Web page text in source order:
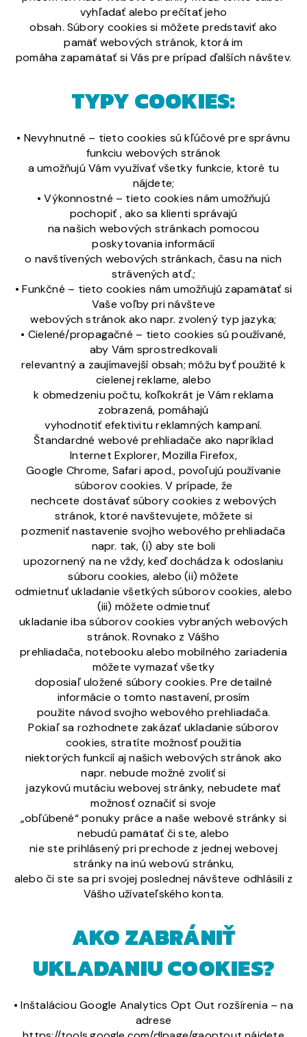
vyhľadať alebo prečítať jeho
obsah. Súbory cookies si môžete predstaviť ako
pamäť webových stránok, ktorá im
pomáha zapamätať si Vás pre prípad ďalších návštev.
TYPY COOKIES:
• Nevyhnutné – tieto cookies sú kľúčové pre správnu
funkciu webových stránok
a umožňujú Vám využívať všetky funkcie, ktoré tu
nájdete;
• Výkonnostné – tieto cookies nám umožňujú
pochopiť , ako sa klienti správajú
na našich webových stránkach pomocou
poskytovania informácií
o navštívených webových stránkach, času na nich
strávených atď.;
• Funkčné – tieto cookies nám umožňujú zapamätať si
Vaše voľby pri návšteve
webových stránok ako napr. zvolený typ jazyka;
• Cielené/propagačné – tieto cookies sú používané,
aby Vám sprostredkovali
relevantný a zaujímavejší obsah; môžu byť použité k
cielenej reklame, alebo
k obmedzeniu počtu, koľkokrát je Vám reklama
zobrazená, pomáhajú
vyhodnotiť efektivitu reklamných kampaní.
Štandardné webové prehliadače ako napríklad
Internet Explorer, Mozilla Firefox,
Google Chrome, Safari apod., povoľujú používanie
súborov cookies. V prípade, že
nechcete dostávať súbory cookies z webových
stránok, ktoré navštevujete, môžete si
pozmeniť nastavenie svojho webového prehliadača
napr. tak, (i) aby ste boli
upozornený na ne vždy, keď dochádza k odoslaniu
súboru cookies, alebo (ii) môžete
odmietnuť ukladanie všetkých súborov cookies, alebo
(iii) môžete odmietnuť
ukladanie iba súborov cookies vybraných webových
stránok. Rovnako z Vášho
prehliadača, notebooku alebo mobilného zariadenia
môžete vymazať všetky
doposiaľ uložené súbory cookies. Pre detailné
informácie o tomto nastavení, prosím
použite návod svojho webového prehliadača.
Pokiaľ sa rozhodnete zakázať ukladanie súborov
cookies, stratíte možnosť použitia
niektorých funkcií aj našich webových stránok ako
napr. nebude možné zvoliť si
jazykovú mutáciu webovej stránky, nebudete mať
možnosť označiť si svoje
„obľúbené“ ponuky práce a naše webové stránky si
nebudú pamätať či ste, alebo
nie ste prihlásený pri prechode z jednej webovej
stránky na inú webovú stránku,
alebo či ste sa pri svojej poslednej návšteve odhlásili z
Vášho užívateľského konta.
AKO ZABRÁNIŤ
UKLADANIU COOKIES?
• Inštaláciou Google Analytics Opt Out rozšírenia – na
adrese